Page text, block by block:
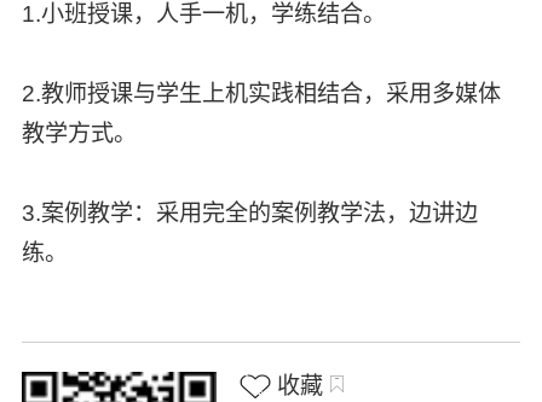
1.小班授课，人手一机，学练结合。
2.教师授课与学生上机实践相结合，采用多媒体
教学方式。
3.案例教学：采用完全的案例教学法，边讲边
练。
收藏